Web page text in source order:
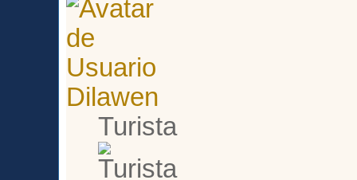
Dilawen
Turista